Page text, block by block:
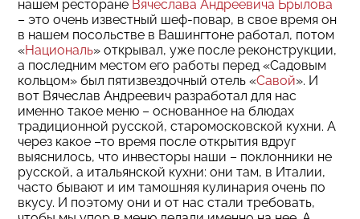
нашем ресторане Вячеслава Андреевича Брылова
– это очень известный шеф-повар, в свое время он
в нашем посольстве в Вашингтоне работал, потом
«Националь» открывал, уже после реконструкции,
а последним местом его работы перед «Садовым
кольцом» был пятизвездочный отель «Савой». И
вот Вячеслав Андреевич разработал для нас
именно такое меню – основанное на блюдах
традиционной русской, старомосковской кухни. А
через какое –то время после открытия вдруг
выяснилось, что инвесторы наши – поклонники не
русской, а итальянской кухни: они там, в Италии,
часто бывают и им тамошняя кулинария очень по
вкусу. И поэтому они и от нас стали требовать,